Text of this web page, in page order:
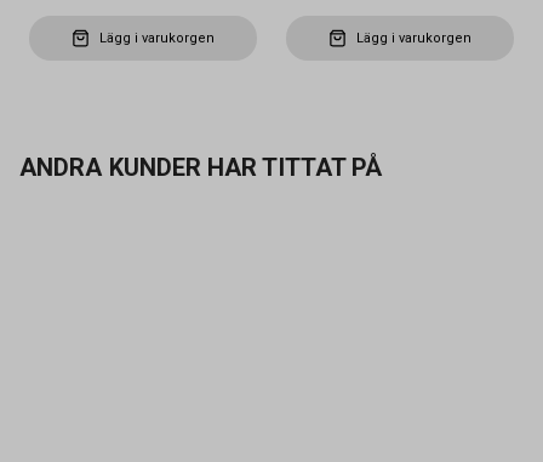
Lägg i varukorgen Lägg i varukorgen
ANDRA KUNDER HAR TITTAT PÅ